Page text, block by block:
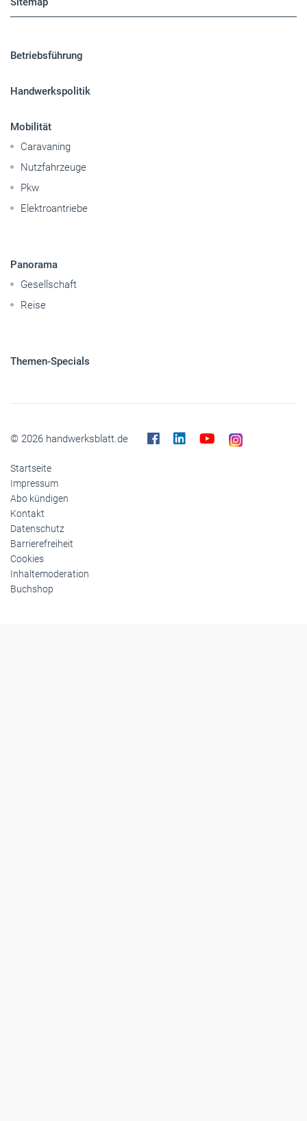
Betriebsführung
Handwerkspolitik
Mobilität
Caravaning
Nutzfahrzeuge
Pkw
Elektroantriebe
Panorama
Gesellschaft
Reise
Themen-Specials
© 2026 handwerksblatt.de
Startseite
Impressum
Abo kündigen
Kontakt
Datenschutz
Barrierefreiheit
Cookies
Inhaltemoderation
Buchshop